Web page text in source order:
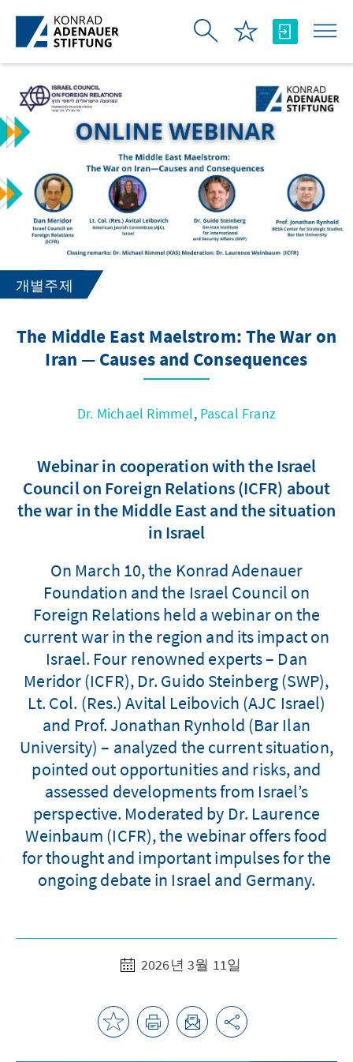
Skip to Main Content
개별주제
The Middle East Maelstrom: The War on
Iran — Causes and Consequences
Dr. Michael Rimmel, Pascal Franz
Webinar in cooperation with the Israel
Council on Foreign Relations (ICFR) about
the war in the Middle East and the situation
in Israel
On March 10, the Konrad Adenauer
Foundation and the Israel Council on
Foreign Relations held a webinar on the
current war in the region and its impact on
Israel. Four renowned experts – Dan
Meridor (ICFR), Dr. Guido Steinberg (SWP),
Lt. Col. (Res.) Avital Leibovich (AJC Israel)
and Prof. Jonathan Rynhold (Bar Ilan
University) – analyzed the current situation,
pointed out opportunities and risks, and
assessed developments from Israel’s
perspective. Moderated by Dr. Laurence
Weinbaum (ICFR), the webinar offers food
for thought and important impulses for the
ongoing debate in Israel and Germany.
2026년 3월 11일